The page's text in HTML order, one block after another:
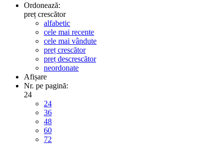
Ordonează:
preț crescător
alfabetic
cele mai recente
cele mai vândute
preț crescător
preț descrescător
neordonate
Afișare
Nr. pe pagină:
24
24
36
48
60
72